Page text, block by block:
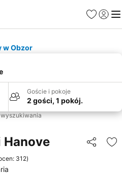
Ulubione
w Obzor
Goście i pokoje
2 gości, 1 pokój.
Hanove
312)